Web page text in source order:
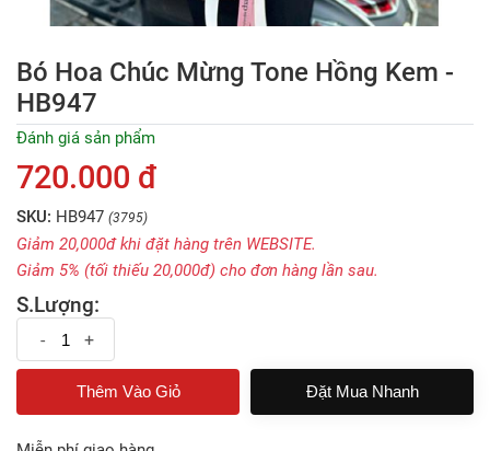
Bó Hoa Chúc Mừng Tone Hồng Kem -
HB947
Đánh giá sản phẩm
720.000 đ
SKU: HB947 (3795)
Giảm 20,000đ khi đặt hàng trên WEBSITE.
Giảm 5% (tối thiếu 20,000đ) cho đơn hàng lần sau.
S.Lượng:
- +
Đặt Mua Nhanh